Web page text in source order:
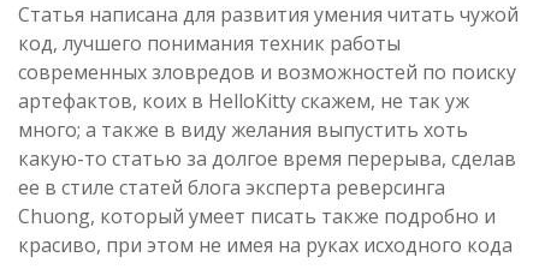
Статья написана для развития умения читать чужой
код, лучшего понимания техник работы
современных зловредов и возможностей по поиску
артефактов, коих в HelloKitty скажем, не так уж
много; а также в виду желания выпустить хоть
какую-то статью за долгое время перерыва, сделав
ее в стиле статей блога эксперта реверсинга
Chuong, который умеет писать также подробно и
красиво, при этом не имея на руках исходного кода